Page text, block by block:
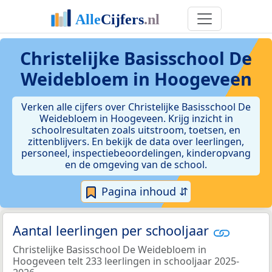
Christelijke Basisschool De
Weidebloem in Hoogeveen
Verken alle cijfers over Christelijke Basisschool De
Weidebloem in Hoogeveen. Krijg inzicht in
schoolresultaten zoals uitstroom, toetsen, en
zittenblijvers. En bekijk de data over leerlingen,
personeel, inspectiebeoordelingen, kinderopvang
en de omgeving van de school.
Pagina inhoud ⇵
Aantal leerlingen per schooljaar
Christelijke Basisschool De Weidebloem in
Hoogeveen telt 233 leerlingen in schooljaar 2025-